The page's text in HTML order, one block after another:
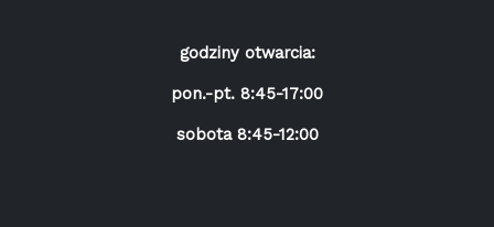
godziny otwarcia:
pon.-pt. 8:45-17:00
sobota 8:45-12:00